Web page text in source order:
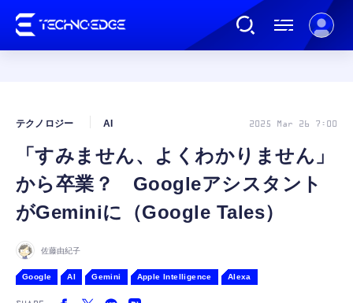
AI
ガジェット
「すみません、よくわかりません」
から卒業？ Googleアシスタント
がGeminiに（Google Tales）
テクノロジー AI 2025 Mar 26 7:00
佐藤由紀子
Google AI Gemini Apple Intelligence Alexa